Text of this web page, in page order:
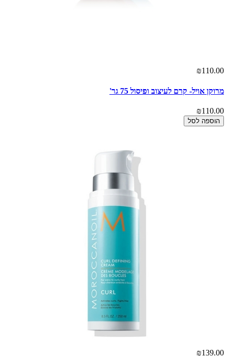
₪110.00
מרוקן אויל- קרם לעיצוב ופיסול 75 גר'
₪110.00
הוספה לסל
₪139.00